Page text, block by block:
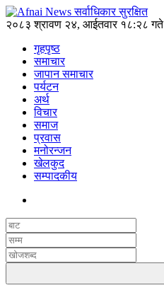
२०८३ श्रावण २४, आईतवार १८:२८ गते
गृहपृष्ठ
समाचार
जापान समाचार
पर्यटन
अर्थ
विचार
समाज
प्रवास
मनोरन्जन
खेलकुद
सम्पादकीय